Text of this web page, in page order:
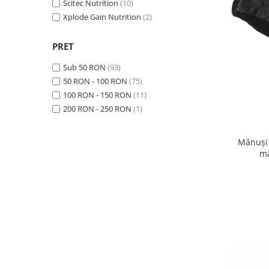
Înlocuitori de mese
Vitamine și minerale
Extracte din plante medicinale
Scitec Nutrition (10)
Xplode Gain Nutrition (2)
PRET
Sub 50 RON (93)
50 RON - 100 RON (75)
100 RON - 150 RON (11)
200 RON - 250 RON (1)